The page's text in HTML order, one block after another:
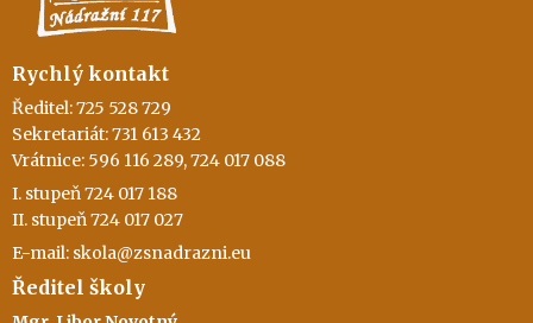
Rychlý kontakt
Ředitel: 725 528 729
Sekretariát: 731 613 432
Vrátnice: 596 116 289, 724 017 088
I. stupeň 724 017 188
II. stupeň 724 017 027
E-mail: skola@zsnadrazni.eu
Ředitel školy